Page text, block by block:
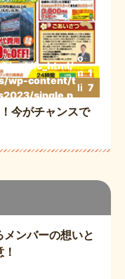
メンバーの想いと
public_html/
wp-content/t
single.p
o
n
li
e
1
7
今がチャンスで